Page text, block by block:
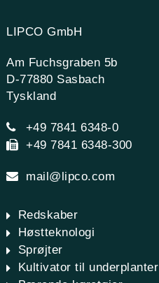
LIPCO GmbH
Am Fuchsgraben 5b
D-77880 Sasbach
Tyskland
+49 7841 6348-0
+49 7841 6348-300
mail@lipco.com
Redskaber
Høstteknologi
Sprøjter
Kultivator til underplanter